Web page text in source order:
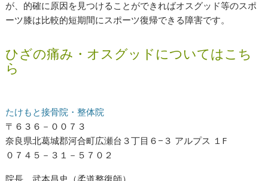
が、的確に原因を見つけることができればオスグッド等のスポ
ーツ膝は比較的短期間にスポーツ復帰できる障害です。
ひざの痛み・オスグッドについてはこち
ら
たけもと接骨院・整体院
〒６３６－００７３
奈良県北葛城郡河合町広瀬台３丁目６−３ アルプス １F
０７４５－３１－５７０２
院長 武本昌史（柔道整復師）